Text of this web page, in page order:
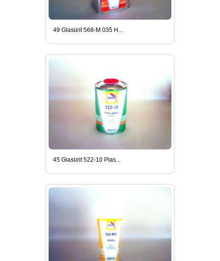
49 Glasürit 568-M 035 H...
45 Glasürit 522-10 Plas...